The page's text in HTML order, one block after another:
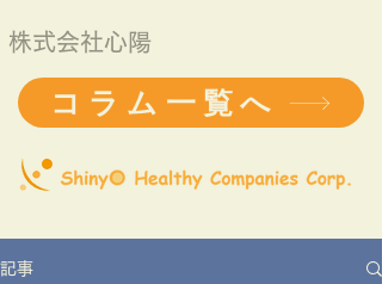
株式会社心陽
コラム一覧へ
記事